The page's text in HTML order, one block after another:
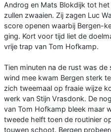
Androg en Mats Blokdijk tot
zullen zwaaien. Zij zagen Luc
score openen waarbij Bergen-
ging. Kort voor tijd liet de
vrije trap van Tom Hofkamp.
Tien minuten na de rust was
wind mee kwam Bergen sterk
zich tweemaal op fraaie wijze
werk van Stijn Vrasdonk. De
van Tom Hofkamp bleek maar
tweede helft toen de routinier
touwen schoot. Bergen